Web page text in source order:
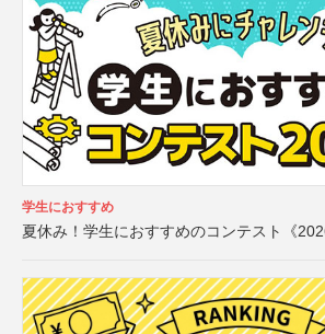
学生におすすめ
夏休み！学生におすすめのコンテスト《